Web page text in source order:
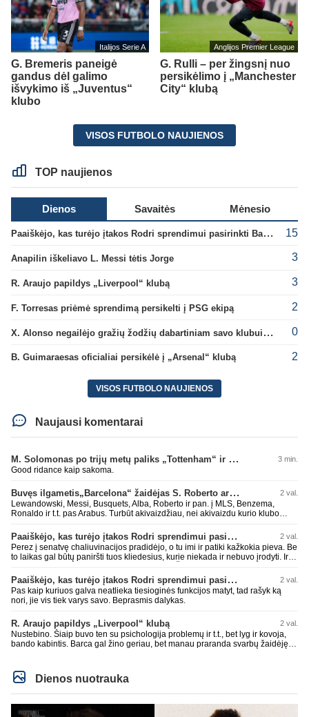
Italijos Serie A
G. Bremeris paneigė
gandus dėl galimo
išvykimo iš „Juventus“
klubo
Anglijos Premier League
G. Rulli – per žingsnį nuo
persikėlimo į „Manchester
City“ klubą
VISOS FUTBOLO NAUJIENOS
TOP naujienos
Dienos Savaitės Mėnesio
Paaiškėjo, kas turėjo įtakos Rodri sprendimui pasirinkti Barselonos pusę 15
Anapilin iškeliavo L. Messi tėtis Jorge 3
R. Araujo papildys „Liverpool“ klubą 3
F. Torresas priėmė sprendimą persikelti į PSG ekipą 2
X. Alonso negailėjo gražių žodžių dabartiniam savo klubui „Chelsea“ 0
B. Guimaraesas oficialiai persikėlė į „Arsenal“ klubą 2
VISOS FUTBOLO NAUJIENOS
Naujausi komentarai
M. Solomonas po trijų metų paliks „Tottenham“ ir papildys „West Ham“ klubą 3 min.
Good ridance kaip sakoma.
Buvęs ilgametis„Barcelona“ žaidėjas S. Roberto artėja link persikėlimo į MLS 2 val.
Lewandowski, Messi, Busquets, Alba, Roberto ir pan. į MLS, Benzema,
Ronaldo ir t.t. pas Arabus. Turbūt akivaizdžiau, nei akivaizdu kurio klubo
paskutiniu me tu ne tiek daug.
Paaiškėjo, kas turėjo įtakos Rodri sprendimui pasirinkti Barselonos pusę 2 val.
Perez į senatvę chaliuvinacijos pradidėjo, o tu imi ir patiki kažkokia pieva. Be
to laikas gal būtų paniršti tuos kliedesius, kurie niekada ir nebuvo įrodyti. Ir
esat. Kažkaip ne skaniai kvepia. RM todėl ir yra vienas nekenčiamiausių
daugumos fanų klubas, nes pastoviai verke ir verkia kažkokius kliedesius.
Remktis ne kažkokio Perezo kliedesiais, o faktais.
Paaiškėjo, kas turėjo įtakos Rodri sprendimui pasirinkti Barselonos pusę 2 val.
Pas kaip kuriuos galva neatlieka tiesioginės funkcijos matyt, tad rašyk ką
nori, jie vis tiek varys savo. Beprasmis dalykas.
R. Araujo papildys „Liverpool“ klubą 2 val.
Nustebino. Šiaip buvo ten su psichologija problemų ir t.t., bet lyg ir kovoja,
bando kabintis. Barca gal žino geriau, bet manau praranda svarbų žaidėję.
sudėtį. Rezultatai nėra tragiški, anaiptol yra teigiamų žingsnių. Bet UEFA CL
nelaimimas, praeitais metais jau Copa del Rey pralaimėtas ir pan. Jau
praeitais metais neteko gynybos vieno iš ramščių. RM kaip tik pasistiprino.
Cucurrlla bus siaubas manau Real komandoje. Kažkaip man atrodo vėl bus
gynyboje ne kažkas.
Dienos nuotrauka